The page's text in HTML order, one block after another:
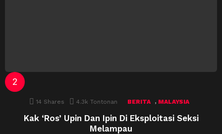
14 Shares 4.3k Tontonan BERITA , MALAYSIA
Kak ‘Ros’ Upin Dan Ipin Di Eksploitasi Seksi
Melampau